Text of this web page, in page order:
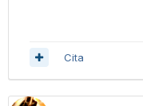
Cita